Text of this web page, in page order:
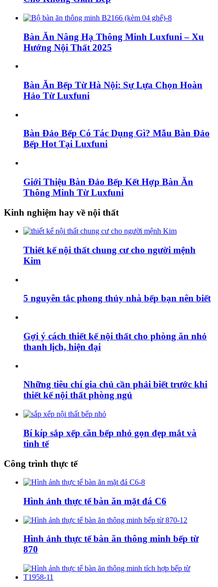
Bàn Ăn Nâng Hạ Thông Minh Luxfuni – Xu
Hướng Nội Thất 2025
Bàn Ăn Bếp Từ Hà Nội: Sự Lựa Chọn Hoàn
Hảo Từ Luxfuni
Bàn Đảo Bếp Có Tác Dụng Gì? Mẫu Bàn Đảo
Bếp Hot Tại Luxfuni
Giới Thiệu Bàn Đảo Bếp Kết Hợp Bàn Ăn
Thông Minh Từ Luxfuni
Kinh nghiệm hay về nội thất
Thiết kế nội thất chung cư cho người mệnh
Kim
5 nguyên tắc phong thủy nhà bếp bạn nên biết
Gợi ý cách thiết kế nội thất cho phòng ăn nhỏ
thanh lịch, hiện đại
Những tiêu chí gia chủ cần phải biết trước khi
thiết kế nội thất phòng ngủ
Bí kíp sắp xếp căn bếp nhỏ gọn đẹp mắt và
tinh tế
Công trình thực tế
Hình ảnh thực tế bàn ăn mặt đá C6
Hình ảnh thực tế bàn ăn thông minh bếp từ
870